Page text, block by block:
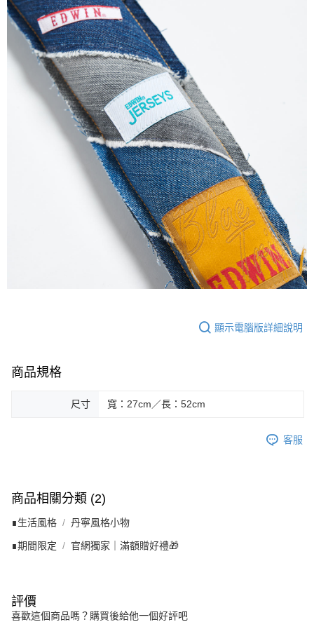
顯示電腦版詳細說明
商品規格
尺寸 寬：27cm／長：52cm
客服
商品相關分類 (2)
∎生活風格 丹寧風格小物
∎期間限定 官網獨家｜滿額贈好禮🎁
評價
喜歡這個商品嗎？購買後給他一個好評吧